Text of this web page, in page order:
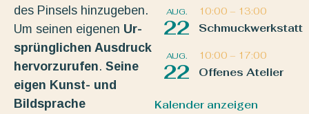
des Pinsels hinzugeben.
Um seinen eigenen Ur-
sprünglichen Ausdruck
hervorzurufen. Seine
eigen Kunst- und
Bildsprache
AUG.
22
10:00 – 13:00
Schmuckwerkstatt
AUG.
22
10:00 – 17:00
Offenes Atelier
Kalender anzeigen